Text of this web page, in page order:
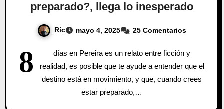
preparado?, llega lo inesperado
Ric mayo 4, 2025 25 Comentarios
8
días en Pereira es un relato entre ficción y
realidad, es posible que te ayude a entender que el
destino está en movimiento, y que, cuando crees
estar preparado,…